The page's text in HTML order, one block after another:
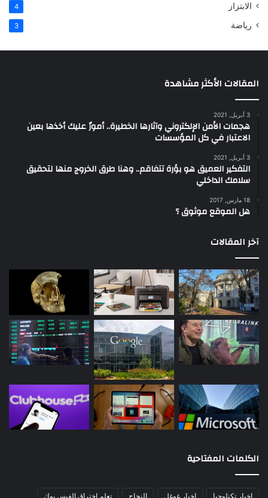
الابتزاز 4
رياضة 3
المقالات الأكثر مشاهدة
3 أبريل, 2021
هجمات الأمن الإلكتروني وآثارها الخطيرة.. أمورٌ عليك أخذها بعين
الاعتبار في كل المؤسسات
3 أبريل, 2021
التفكير العميق هو بؤرة تتفاقم.. وهنا طرق الخروج منها لتحقيق
سلامك الداخلي
18 مارس, 2017
هل الموقع موثوق ؟
آخر المقالات
الكلمات المفتاحية
اخبار تكنلوجيا اخبار غوغل النجاح تعلم اختراق الفيس بوك